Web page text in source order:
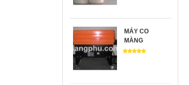
MÁY CO
MÀNG